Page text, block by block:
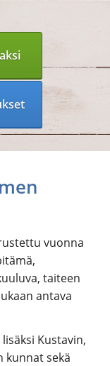
vuonna
taiteen
antava
Kustavin,
kunnat sekä